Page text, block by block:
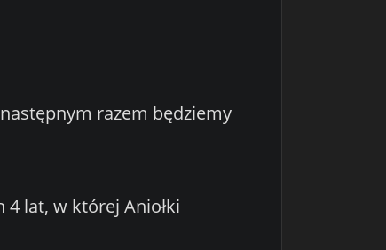
razem będziemy
4 lat, w której Aniołki